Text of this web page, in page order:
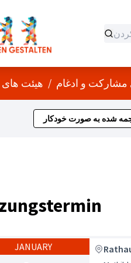
هیئت /
شده به صورت خودکار
JANUARY